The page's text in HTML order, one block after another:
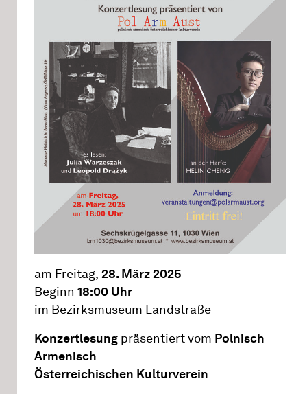
am Freitag, 28. März 2025
Beginn 18:00 Uhr
im Bezirksmuseum Landstraße
Konzertlesung präsentiert vom Polnisch
Armenisch
Österreichischen Kulturverein